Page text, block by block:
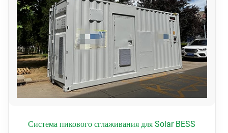
Система пикового сглаживания для Solar BESS